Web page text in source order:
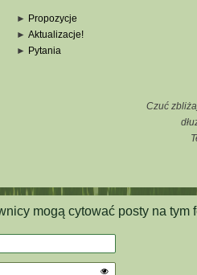
► Propozycje
► Aktualizacje!
► Pytania
Czuć
mogą cytować posty na tym